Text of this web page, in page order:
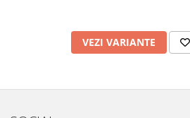
VEZI VARIANTE